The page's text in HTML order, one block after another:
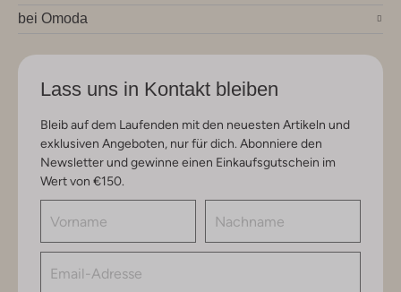
bei Omoda
Lass uns in Kontakt bleiben
Bleib auf dem Laufenden mit den neuesten Artikeln und
exklusiven Angeboten, nur für dich. Abonniere den
Newsletter und gewinne einen Einkaufsgutschein im
Wert von €150.